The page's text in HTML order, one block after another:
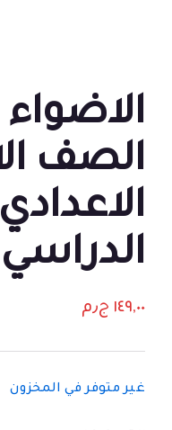
الصف
الدراسي
١٤٩,٠٠ ج٫م
غير متوفر في المخزون